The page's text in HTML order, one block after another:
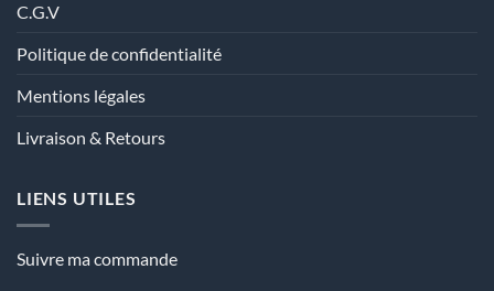
C.G.V
Politique de confidentialité
Mentions légales
Livraison & Retours
LIENS UTILES
Suivre ma commande